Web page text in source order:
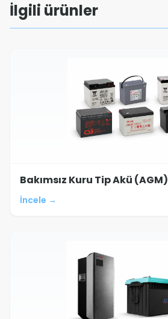
İlgili ürünler
Bakımsız Kuru Tip Akü (AGM)
İncele →